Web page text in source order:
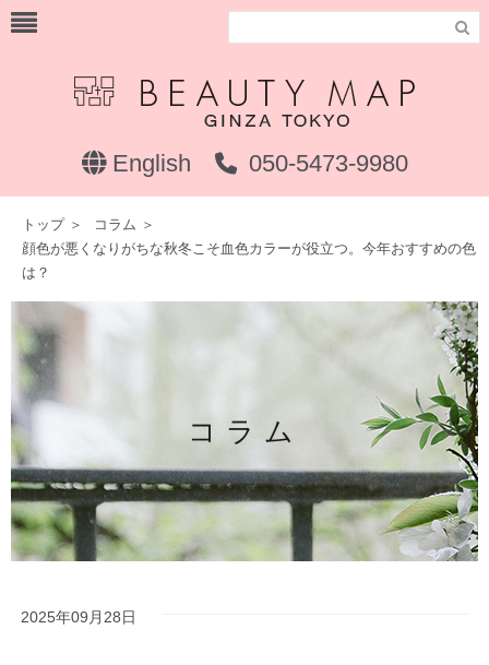

English 050-5473-9980
トップ＞ コラム ＞
顔色が悪くなりがちな秋冬こそ血色カラーが役立つ。今年おすすめの色
は？
コラム
2025年09月28日